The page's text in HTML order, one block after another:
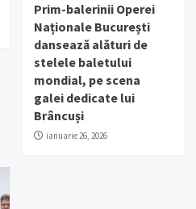
Prim-balerinii Operei
Naționale București
dansează alături de
stelele baletului
mondial, pe scena
galei dedicate lui
Brâncuși
ianuarie 26, 2026